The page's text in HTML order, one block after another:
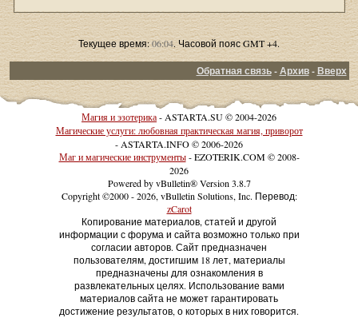
Текущее время:06:04. Часовой пояс GMT +4.
Обратная связь-Архив-Вверх
Магия и эзотерика- ASTARTA.SU © 2004-2026
Магические услуги: любовная практическая магия, приворот
- ASTARTA.INFO © 2006-2026
Маг и магические инструменты- EZOTERIK.COM © 2008-
2026
Powered by vBulletin® Version 3.8.7
Copyright ©2000 - 2026, vBulletin Solutions, Inc. Перевод:
zCarot
Копирование материалов, статей и другой
информации с форума и сайта возможно только при
согласии авторов. Сайт предназначен
пользователям, достигшим 18 лет, материалы
предназначены для ознакомления в
развлекательных целях. Использование вами
материалов сайта не может гарантировать
достижение результатов, о которых в них говорится.